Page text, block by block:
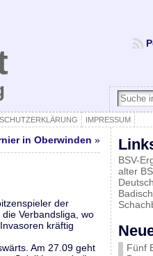
IMPRESSUM
in Oberwinden »
der
Verbandsliga, wo
kräftig
Am 27.09 geht
BSV-
alter
Fünf